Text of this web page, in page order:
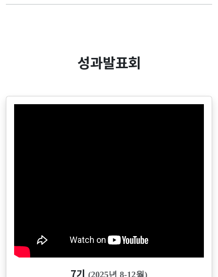
성과발표회
7기 (2025년 8-12월)